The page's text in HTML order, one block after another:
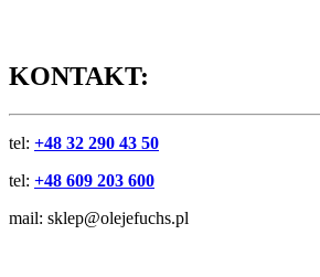
KONTAKT:
tel: +48 32 290 43 50
tel: +48 609 203 600
mail: sklep@olejefuchs.pl